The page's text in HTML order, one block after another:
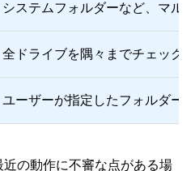
システムフォルダーなど、マル
全ドライブを隅々までチェック
ユーザーが指定したフォルダー
の動作に不審な点がある場